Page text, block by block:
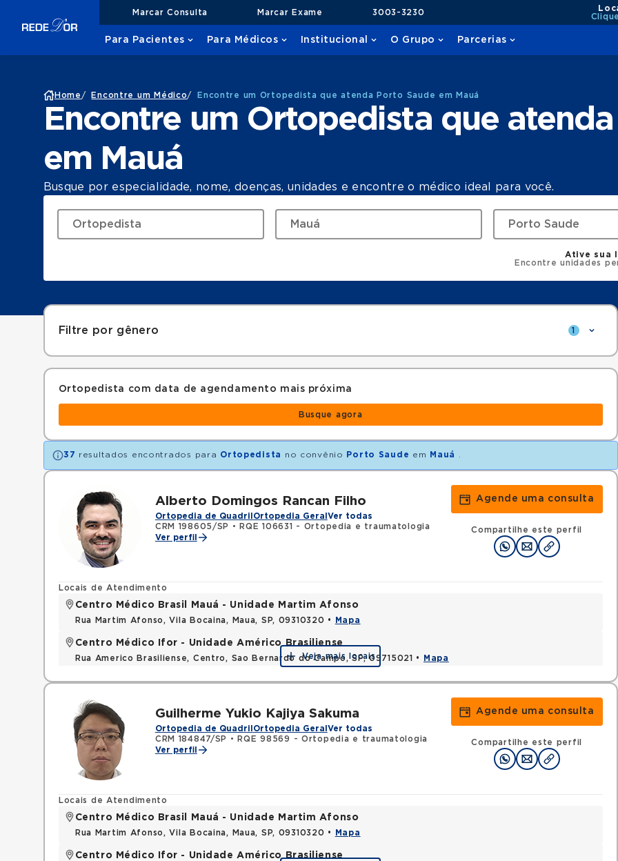
Marcar Consulta Marcar Exame 3003-3230
Para Pacientes Para Médicos Institucional O Grupo Parcerias
Home / Encontre um Médico/ Encontre um Ortopedista que atenda Porto Saude em Mauá
Encontre um Ortopedista que
em Mauá
Busque por especialidade, nome, doenças, unidades e encontre o médico ideal para você.
Ative sua
Encontre unidades
Filtre por gênero 1
Ortopedista com data de agendamento mais próxima
Busque agora
37 resultados encontrados para Ortopedista no convênio Porto Saude em Mauá
Alberto Domingos Rancan Filho
Ortopedia de Quadril Ortopedia Geral Ver todas
CRM 198605/SP
•
RQE 106631 - Ortopedia e traumatologia
Ver perfil
Agende uma consulta
Compartilhe este perfil
Locais de Atendimento
Centro Médico Brasil Mauá - Unidade Martim Afonso
Rua Martim Afonso, Vila Bocaina, Maua, SP, 09310320 • Mapa
Centro Médico Ifor - Unidade Américo Brasiliense
Rua Americo Brasiliense, Centro, Sao Bernardo do Campo, SP, 09715021 • Mapa
Veja mais locais
Guilherme Yukio Kajiya Sakuma
Ortopedia de Quadril Ortopedia Geral Ver todas
CRM 184847/SP
•
RQE 98569 - Ortopedia e traumatologia
Ver perfil
Agende uma consulta
Compartilhe este perfil
Locais de Atendimento
Centro Médico Brasil Mauá - Unidade Martim Afonso
Rua Martim Afonso, Vila Bocaina, Maua, SP, 09310320 • Mapa
Centro Médico Ifor - Unidade Américo Brasiliense